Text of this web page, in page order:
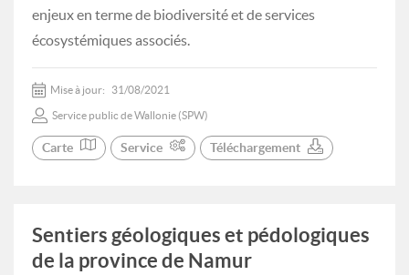
enjeux en terme de biodiversité et de services
écosystémiques associés.
Mise à jour: 31/08/2021
Service public de Wallonie (SPW)
Carte Service Téléchargement
Sentiers géologiques et pédologiques
de la province de Namur